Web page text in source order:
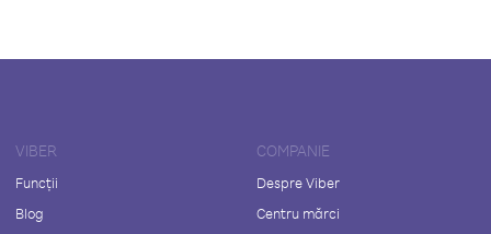
VIBER
Funcții
Blog
COMPANIE
Despre Viber
Centru mărci